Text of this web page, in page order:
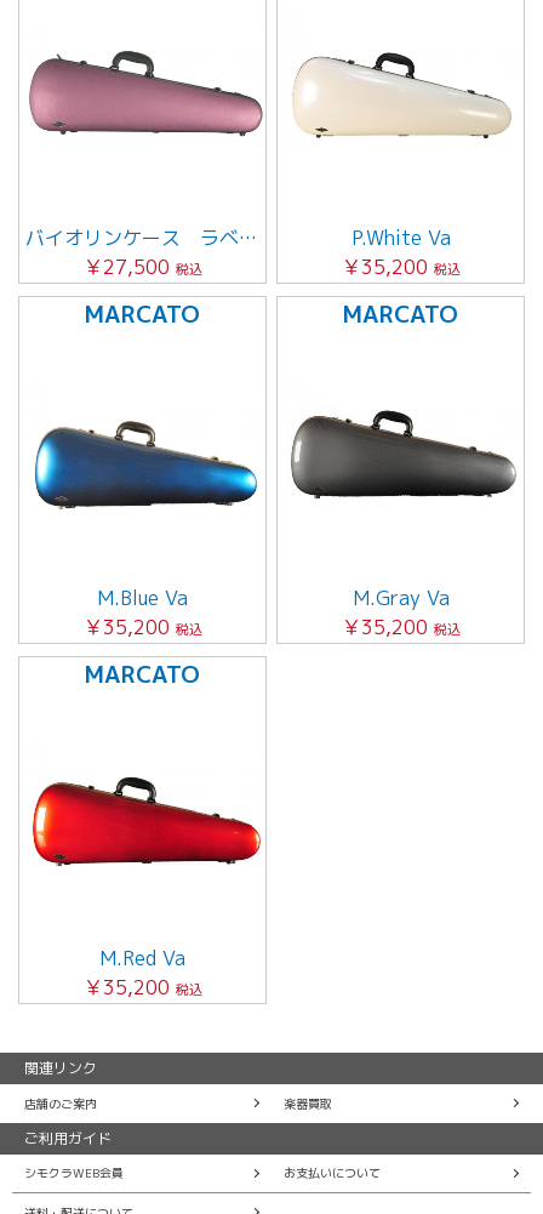
バイオリンケース ラベンダー
￥27,500 税込
P.White Va
￥35,200 税込
MARCATO
M.Blue Va
￥35,200 税込
MARCATO
M.Gray Va
￥35,200 税込
MARCATO
M.Red Va
￥35,200 税込
関連リンク
店舗のご案内 楽器買取
ご利用ガイド
シモクラWEB会員 お支払いについて